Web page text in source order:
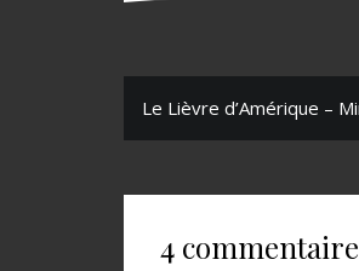
N
v
Le Lièvre d’Amérique –
4